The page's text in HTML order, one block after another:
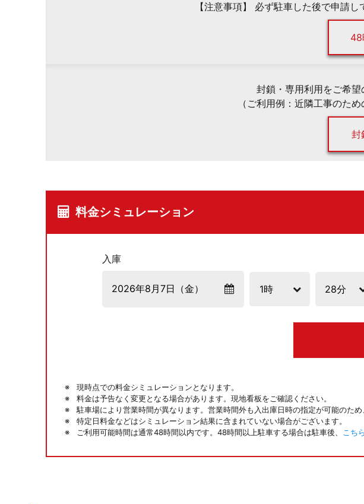
【注意事項】 必ず駐車した後で申請
48
封鎖・専用利用をご希望
（ご利用例：近隣工事のた
封
料金シミュレーション
入庫
現時点での料金シミュレーションとなります。
料金は予告なく変更となる場合があります。現地看板をご確認ください。
駐車場により営業時間が異なります。営業時間外も入出庫日時の指定が可能のた
特定日料金などはシミュレーション結果に含まれていない場合がございます。
ご利用可能時間は通常48時間以内です。48時間以上駐車する場合は駐車後、
こちら